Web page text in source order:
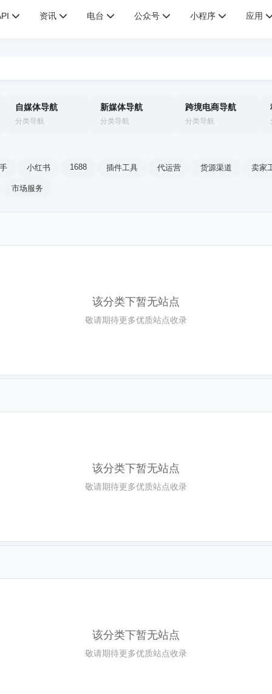
资讯 电台 公众号 小程序 应用
自媒体导航
分类导航
新媒体导航
分类导航
跨境电商导航
分类导航
小红书 1688 插件工具 代运营 货源渠道 卖家
市场服务
该分类下暂无站点
敬请期待更多优质站点收录
该分类下暂无站点
敬请期待更多优质站点收录
该分类下暂无站点
敬请期待更多优质站点收录